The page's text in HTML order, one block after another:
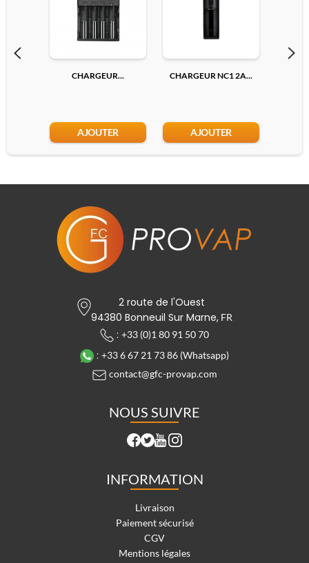
CHARGEUR...
AJOUTER
CHARGEUR NC1 2A...
AJOUTER
2 route de l'Ouest
94380 Bonneuil Sur Marne,FR
: +33 (0)1 80 91 50 70
: +33 6 67 21 73 86 (Whatsapp)
contact@gfc-provap.com
NOUS SUIVRE
INFORMATION
Livraison
Paiement sécurisé
CGV
Mentions légales